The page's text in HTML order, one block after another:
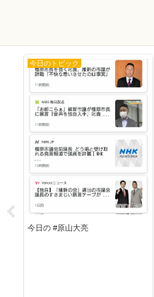
今日のトピック
今日の #原山大亮